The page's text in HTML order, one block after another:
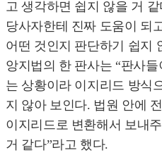
고 생각하면 쉽지 않을 거
당사자한테 진짜 도움이 되
어떤 것인지 판단하기 쉽지
앙지법의 한 판사는 “판사
는 상황이라 이지리드 방식
지 않아 보인다. 법원 안에
이지리드로 변환해서 보내
거 같다”라고 했다.